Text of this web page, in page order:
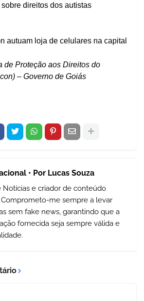
direitos dos autistas
autuam loja de celulares na capital
de Proteção aos Direitos do
– Governo de Goiás
• Por Lucas Souza
Notícias e criador de conteúdo
Comprometo-me sempre a levar
sem fake news, garantindo que a
fornecida seja sempre válida e